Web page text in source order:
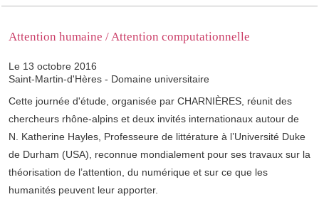
Attention humaine / Attention computationnelle
Le 13 octobre 2016
Saint-Martin-d'Hères - Domaine universitaire
Cette journée d'étude, organisée par CHARNIÈRES, réunit des
chercheurs rhône-alpins et deux invités internationaux autour de
N. Katherine Hayles, Professeure de littérature à l’Université Duke
de Durham (USA), reconnue mondialement pour ses travaux sur la
théorisation de l’attention, du numérique et sur ce que les
humanités peuvent leur apporter.